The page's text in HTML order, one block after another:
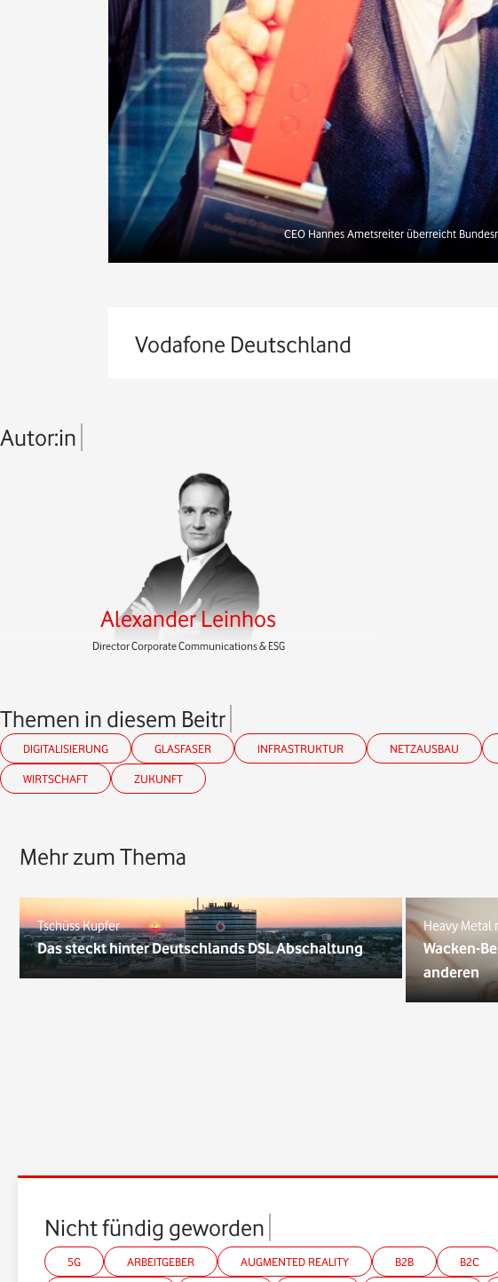
CEO Hannes Ametsreiter überreicht
Vodafone Deutschland
Autor:in
Alexander Leinhos
Director Corporate Communications & ESG
Themen in diesem Beitrag
DIGITALISIERUNG GLASFASER INFRASTRUKTUR NETZAUSBAU
WIRTSCHAFT ZUKUNFT
Mehr zum Thema
Tschüss Kupfer
Das steckt hinter Deutschlands DSL Abschaltung
Heavy Metal
Wacken-
anderen
Nicht fündig geworden?
5G ARBEITGEBER AUGMENTED REALITY B2B B2C